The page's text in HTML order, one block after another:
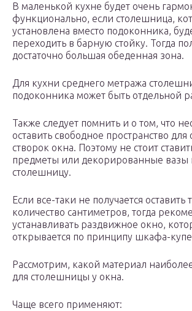
В маленькой кухне будет очень
функционально, если столешница,
установлена вместо подоконника,
переходить в барную стойку. Тогда
достаточно большая обеденная зона.
Для кухни среднего метража
подоконника может быть отдельной
Также следует помнить и о том, что
оставить свободное пространство
створок окна. Поэтому не стоит
предметы или декорированные вазы
столешницу.
Если все-таки не получается оставить
количество сантиметров, тогда
устанавливать раздвижное окно,
открывается по принципу шкафа-
Рассмотрим, какой материал
для столешницы у окна.
Чаще всего применяют: